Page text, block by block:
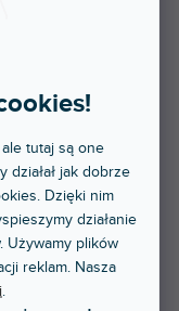
tutaj są one
jak dobrze
Dzięki nim
działanie
Używamy plików
reklam. Nasza
SEZONOWA
w sklepie